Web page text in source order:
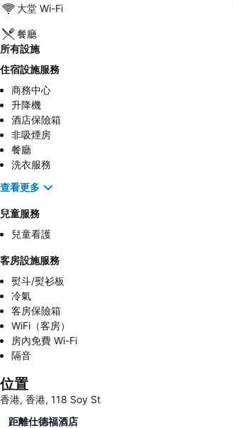
大堂 Wi-Fi
餐廳
所有設施
住宿設施服務
商務中心
升降機
酒店保險箱
非吸煙房
餐廳
洗衣服務
查看更多
兒童服務
兒童看護
客房設施服務
熨斗/熨衫板
冷氣
客房保險箱
WiFi（客房）
房內免費 Wi-Fi
隔音
位置
香港, 香港, 118 Soy St
距離仕德福酒店